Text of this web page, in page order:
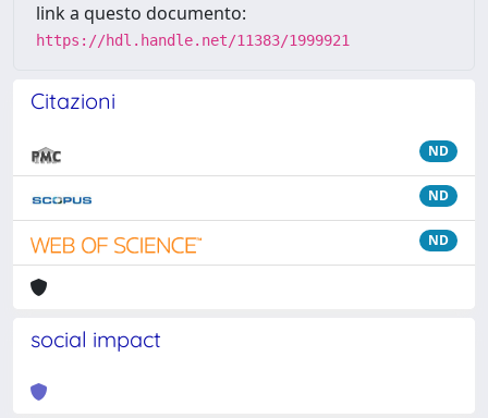
link a questo documento:
https://hdl.handle.net/11383/1999921
Citazioni
ND
ND
ND
social impact